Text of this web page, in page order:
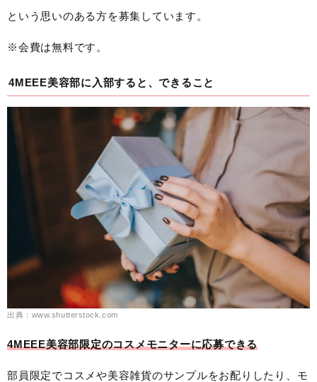
という思いのある方を募集しています。
※会費は無料です。
4MEEE美容部に入部すると、できること
出典：www.shutterstock.com
4MEEE美容部限定のコスメモニターに応募できる
部員限定でコスメや美容雑貨のサンプルをお配りしたり、モ